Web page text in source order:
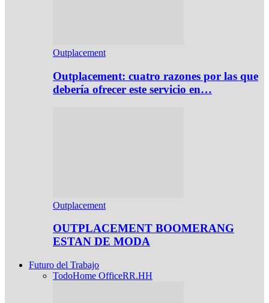
Outplacement
Outplacement: cuatro razones por las que
debería ofrecer este servicio en…
Outplacement
OUTPLACEMENT BOOMERANG
ESTAN DE MODA
Futuro del Trabajo
TodoHome OfficeRR.HH